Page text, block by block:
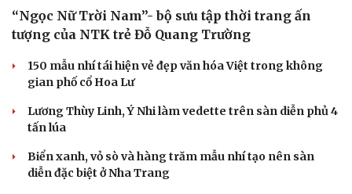
“Ngọc Nữ Trời Nam”- bộ sưu tập thời trang ấn
tượng của NTK trẻ Đỗ Quang Trường
150 mẫu nhí tái hiện vẻ đẹp văn hóa Việt trong không
gian phố cổ Hoa Lư
Lương Thùy Linh, Ý Nhi làm vedette trên sàn diễn phủ 4
tấn lúa
Biển xanh, vỏ sò và hàng trăm mẫu nhí tạo nên sàn
diễn đặc biệt ở Nha Trang